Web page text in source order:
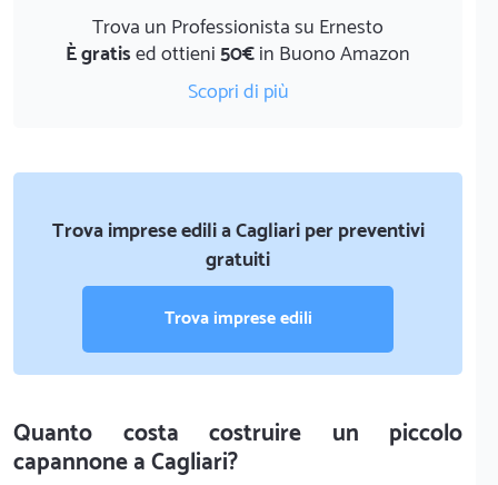
Trova un Professionista su Ernesto
È gratised ottieni50€in Buono Amazon
Scopri di più
Trova imprese edili a Cagliari per preventivi
gratuiti
Trova imprese edili
Quanto costa costruire un piccolo
capannone a Cagliari?